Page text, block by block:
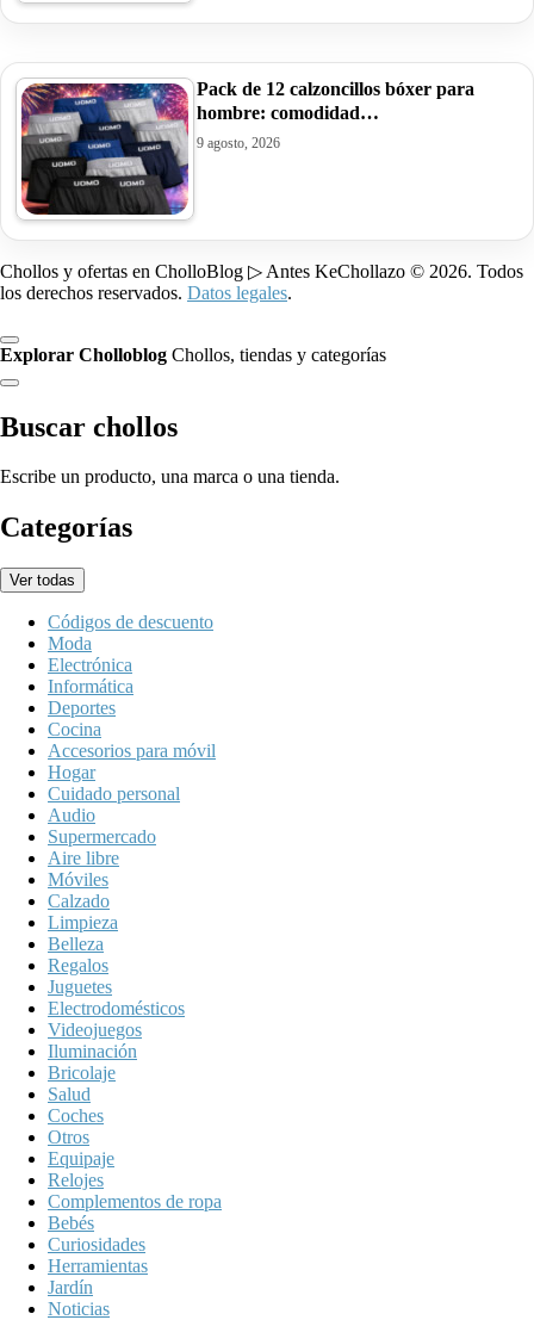
Pack de 12 calzoncillos bóxer para
hombre: comodidad…
9 agosto, 2026
Chollos y ofertas en CholloBlog ▷ Antes KeChollazo © 2026. Todos
los derechos reservados. Datos legales.
Explorar Cholloblog Chollos, tiendas y categorías
Buscar chollos
Escribe un producto, una marca o una tienda.
Categorías
Ver todas
Códigos de descuento
Moda
Electrónica
Informática
Deportes
Cocina
Accesorios para móvil
Hogar
Cuidado personal
Audio
Supermercado
Aire libre
Móviles
Calzado
Limpieza
Belleza
Regalos
Juguetes
Electrodomésticos
Videojuegos
Iluminación
Bricolaje
Salud
Coches
Otros
Equipaje
Relojes
Complementos de ropa
Bebés
Curiosidades
Herramientas
Jardín
Noticias